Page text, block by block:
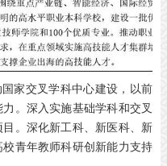
家交叉学科中心建设，以前
。深入实施基础学科和交叉
。深化新工科、新医科、新
青年教师科研创新能力支持